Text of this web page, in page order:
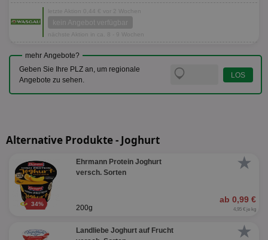
letzte Aktion 0,44 € vor 2 Wochen
kein Angebot verfügbar
nächste Aktion in ca. 8 - 9 Wochen
mehr Angebote?
Geben Sie Ihre PLZ an, um regionale
Angebote zu sehen.
Alternative Produkte - Joghurt
★
34%
Ehrmann Protein Joghurt
versch. Sorten
ab 0,99 €
200g 4,95 € je kg
★
Landliebe Joghurt auf Frucht